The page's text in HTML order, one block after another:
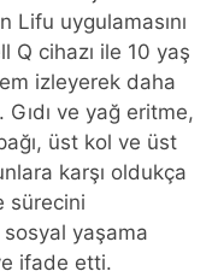
Lifu uygulamasını
Q cihazı ile 10 yaş
izleyerek daha
ve yağ eritme,
üst kol ve üst
karşı oldukça
sürecini
sosyal yaşama
ifade etti.